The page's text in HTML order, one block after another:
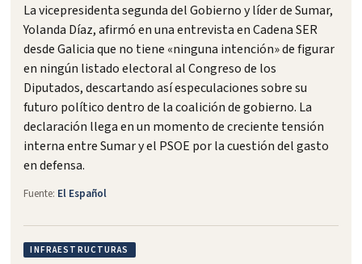
La vicepresidenta segunda del Gobierno y líder de Sumar,
Yolanda Díaz, afirmó en una entrevista en Cadena SER
desde Galicia que no tiene «ninguna intención» de figurar
en ningún listado electoral al Congreso de los
Diputados, descartando así especulaciones sobre su
futuro político dentro de la coalición de gobierno. La
declaración llega en un momento de creciente tensión
interna entre Sumar y el PSOE por la cuestión del gasto
en defensa.
Fuente: El Español
INFRAESTRUCTURAS